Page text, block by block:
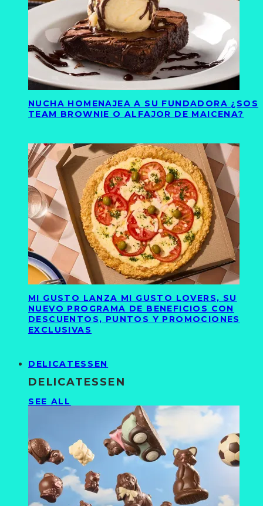
NUCHA HOMENAJEA A SU FUNDADORA ¿SOS
TEAM BROWNIE O ALFAJOR DE MAICENA?
MI GUSTO LANZA MI GUSTO LOVERS, SU
NUEVO PROGRAMA DE BENEFICIOS CON
DESCUENTOS, PUNTOS Y PROMOCIONES
EXCLUSIVAS
DELICATESSEN
DELICATESSEN
SEE ALL